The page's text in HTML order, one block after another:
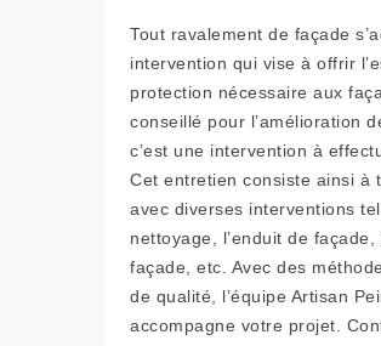
Tout ravalement de façade
intervention qui vise à offrir
protection nécessaire aux
conseillé pour l’amélioration
c’est une intervention à
Cet entretien consiste ainsi à
avec diverses interventions
nettoyage, l’enduit de
façade, etc. Avec des
de qualité, l’équipe Artisan
accompagne votre projet.